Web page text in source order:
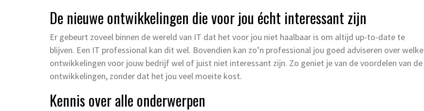
De nieuwe ontwikkelingen die voor jou écht interessant zijn
Er gebeurt zoveel binnen de wereld van IT dat het voor jou niet haalbaar is om altijd up-to-date te
blijven. Een IT professional kan dit wel. Bovendien kan zo’n professional jou goed adviseren over welke
ontwikkelingen voor jouw bedrijf wel of juist niet interessant zijn. Zo geniet je van de voordelen van de
ontwikkelingen, zonder dat het jou veel moeite kost.
Kennis over alle onderwerpen